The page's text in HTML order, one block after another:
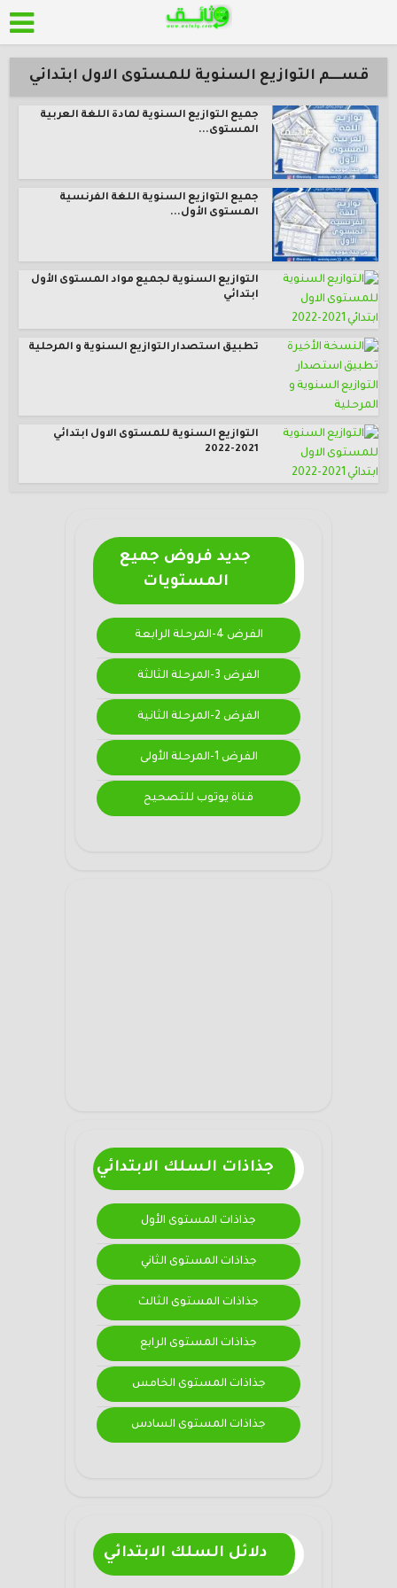
قســــم التوازيع السنوية للمستوى الاول ابتدائي
جميع التوازيع السنوية لمادة اللغة العربية
المستوى...
جميع التوازيع السنوية اللغة الفرنسية
المستوى الأول...
التوازيع السنوية لجميع مواد المستوى الأول
ابتدائي
تطبيق استصدار التوازيع السنوية و المرحلية
التوازيع السنوية للمستوى الاول ابتدائي
2021-2022
جديد فروض جميع
المستويات
الفرض 4-المرحلة الرابعة
الفرض 3-المرحلة الثالثة
الفرض 2-المرحلة الثانية
الفرض 1-المرحلة الأولى
قناة يوتوب للتصحيح
جذاذات السلك الابتدائي
جذاذات المستوى الأول
جذاذات المستوى الثاني
جذاذات المستوى الثالث
جذاذات المستوى الرابع
جذاذات المستوى الخامس
جذاذات المستوى السادس
دلائل السلك الابتدائي